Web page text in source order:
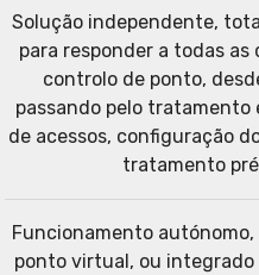
Solução independente,
para responder a todas
controlo de ponto,
passando pelo
de acessos, configuração
tratamento
Funcionamento
ponto virtual, ou